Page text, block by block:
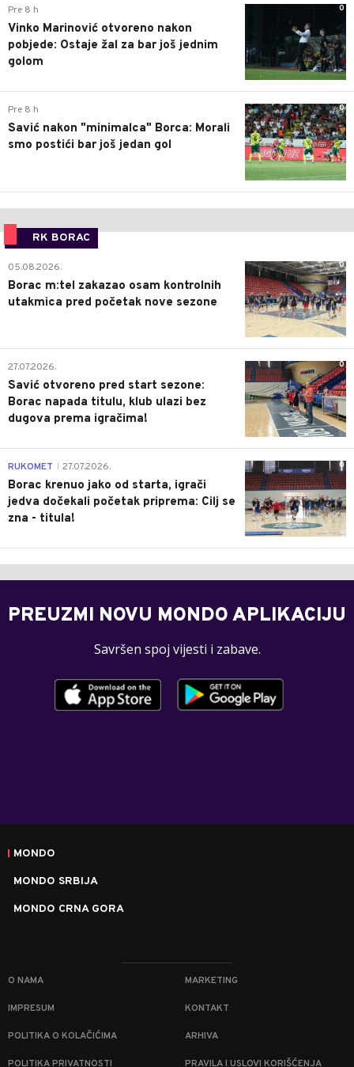
0
Pre 8 h
Vinko Marinović otvoreno nakon
pobjede: Ostaje žal za bar još jednim
golom
0
Pre 8 h
Savić nakon "minimalca" Borca: Morali
smo postići bar još jedan gol
RK BORAC
0
05.08.2026.
Borac m:tel zakazao osam kontrolnih
utakmica pred početak nove sezone
0
27.07.2026.
Savić otvoreno pred start sezone:
Borac napada titulu, klub ulazi bez
dugova prema igračima!
0
RUKOMET 27.07.2026.
Borac krenuo jako od starta, igrači
jedva dočekali početak priprema: Cilj se
zna - titula!
PREUZMI NOVU MONDO APLIKACIJU
Savršen spoj vijesti i zabave.
MONDO
MONDO SRBIJA
MONDO CRNA GORA
O NAMA MARKETING
IMPRESUM KONTAKT
POLITIKA O KOLAČIĆIMA ARHIVA
POLITIKA PRIVATNOSTI PRAVILA I USLOVI KORIŠĆENJA